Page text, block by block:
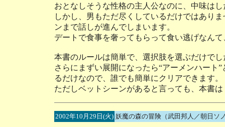
おとなしそうな性格の主人公なのに、中味は
しかし、男もただ尽くしているだけではあり
ンまで話しが進んでしまいます。
デートで食事を奢ってもらって食い逃げなん
本書のルールは簡単で、選択肢を選ぶだけでし
さらにまずい展開になったら“アーメンハート
るだけなので、誰でも簡単にクリアできます。
ただしベットシーンがあると言っても、本書
2002年10月29日(火) 妖魔の森の冒険（武田邦人／朝日ソ